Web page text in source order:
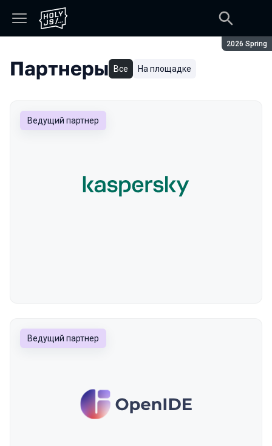
Сезон:
2026 Spring
Партнеры Все На площадке
Ведущий партнер
Ведущий партнер